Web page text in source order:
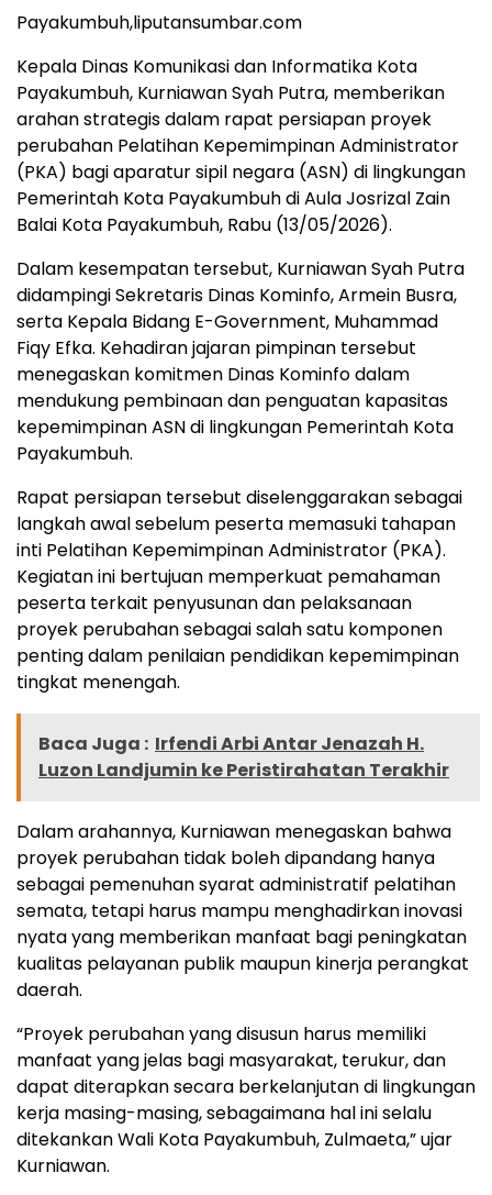
Payakumbuh,liputansumbar.com
Kepala Dinas Komunikasi dan Informatika Kota
Payakumbuh, Kurniawan Syah Putra, memberikan
arahan strategis dalam rapat persiapan proyek
perubahan Pelatihan Kepemimpinan Administrator
(PKA) bagi aparatur sipil negara (ASN) di lingkungan
Pemerintah Kota Payakumbuh di Aula Josrizal Zain
Balai Kota Payakumbuh, Rabu (13/05/2026).
Dalam kesempatan tersebut, Kurniawan Syah Putra
didampingi Sekretaris Dinas Kominfo, Armein Busra,
serta Kepala Bidang E-Government, Muhammad
Fiqy Efka. Kehadiran jajaran pimpinan tersebut
menegaskan komitmen Dinas Kominfo dalam
mendukung pembinaan dan penguatan kapasitas
kepemimpinan ASN di lingkungan Pemerintah Kota
Payakumbuh.
Rapat persiapan tersebut diselenggarakan sebagai
langkah awal sebelum peserta memasuki tahapan
inti Pelatihan Kepemimpinan Administrator (PKA).
Kegiatan ini bertujuan memperkuat pemahaman
peserta terkait penyusunan dan pelaksanaan
proyek perubahan sebagai salah satu komponen
penting dalam penilaian pendidikan kepemimpinan
tingkat menengah.
Baca Juga : Irfendi Arbi Antar Jenazah H.
Luzon Landjumin ke Peristirahatan Terakhir
Dalam arahannya, Kurniawan menegaskan bahwa
proyek perubahan tidak boleh dipandang hanya
sebagai pemenuhan syarat administratif pelatihan
semata, tetapi harus mampu menghadirkan inovasi
nyata yang memberikan manfaat bagi peningkatan
kualitas pelayanan publik maupun kinerja perangkat
daerah.
“Proyek perubahan yang disusun harus memiliki
manfaat yang jelas bagi masyarakat, terukur, dan
dapat diterapkan secara berkelanjutan di lingkungan
kerja masing-masing, sebagaimana hal ini selalu
ditekankan Wali Kota Payakumbuh, Zulmaeta,” ujar
Kurniawan.